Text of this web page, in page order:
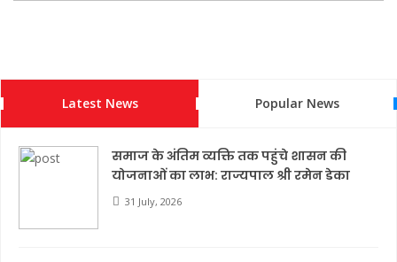
Latest News Popular News
समाज के अंतिम व्यक्ति तक पहुंचे शासन की
योजनाओं का लाभ: राज्यपाल श्री रमेन डेका
31 July, 2026